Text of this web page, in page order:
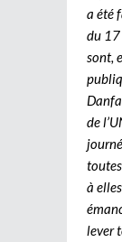
a été
du 17
sont,
de
à
lever